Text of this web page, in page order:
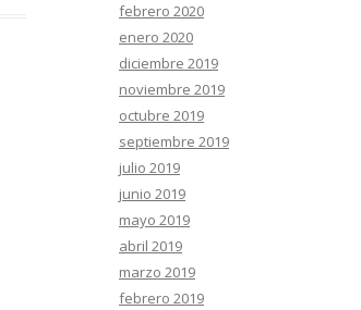
febrero 2020
enero 2020
diciembre 2019
noviembre 2019
octubre 2019
septiembre 2019
julio 2019
junio 2019
mayo 2019
abril 2019
marzo 2019
febrero 2019